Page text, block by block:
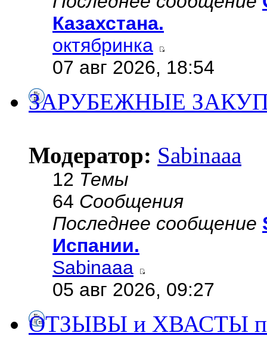
Казахстана.
октябринка
07 авг 2026, 18:54
ЗАРУБЕЖНЫЕ
Модератор: Sabinaaa
12 Темы
64 Сообщения
Последнее сообщение
Испании.
Sabinaaa
05 авг 2026, 09:27
ОТЗЫВЫ и ХВАСТЫ по